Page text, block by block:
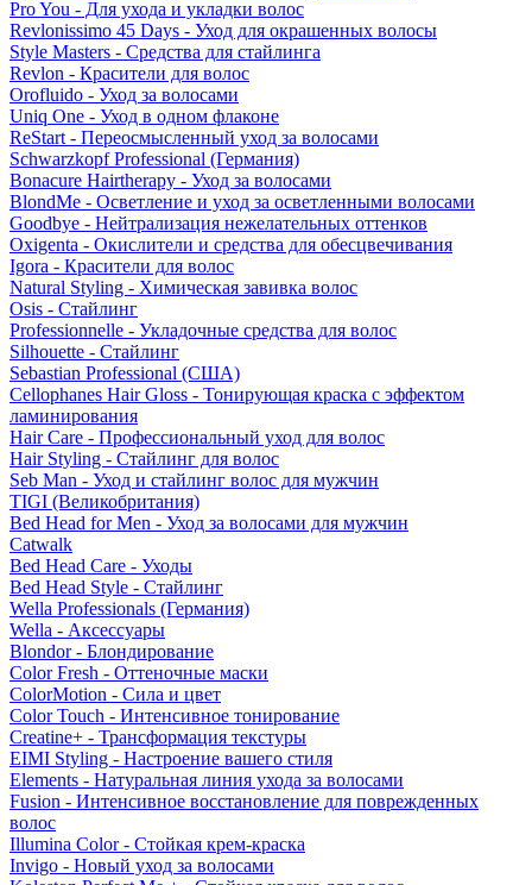
Pro You - Для ухода и укладки волос
Revlonissimo 45 Days - Уход для окрашенных волосы
Style Masters - Средства для стайлинга
Revlon - Красители для волос
Orofluido - Уход за волосами
Uniq One - Уход в одном флаконе
ReStart - Переосмысленный уход за волосами
Schwarzkopf Professional (Германия)
Bonacure Hairtherapy - Уход за волосами
BlondMe - Осветление и уход за осветленными волосами
Goodbye - Нейтрализация нежелательных оттенков
Oxigenta - Окислители и средства для обесцвечивания
Igora - Красители для волос
Natural Styling - Химическая завивка волос
Osis - Стайлинг
Professionnelle - Укладочные средства для волос
Silhouette - Стайлинг
Sebastian Professional (США)
Cellophanes Hair Gloss - Тонирующая краска с эффектом
ламинирования
Hair Care - Профессиональный уход для волос
Hair Styling - Стайлинг для волос
Seb Man - Уход и стайлинг волос для мужчин
TIGI (Великобритания)
Bed Head for Men - Уход за волосами для мужчин
Catwalk
Bed Head Care - Уходы
Bed Head Style - Стайлинг
Wella Professionals (Германия)
Wella - Аксессуары
Blondor - Блондирование
Color Fresh - Оттеночные маски
ColorMotion - Сила и цвет
Color Touch - Интенсивное тонирование
Creatine+ - Трансформация текстуры
EIMI Styling - Настроение вашего стиля
Elements - Натуральная линия ухода за волосами
Fusion - Интенсивное восстановление для поврежденных
волос
Illumina Color - Стойкая крем-краска
Invigo - Новый уход за волосами